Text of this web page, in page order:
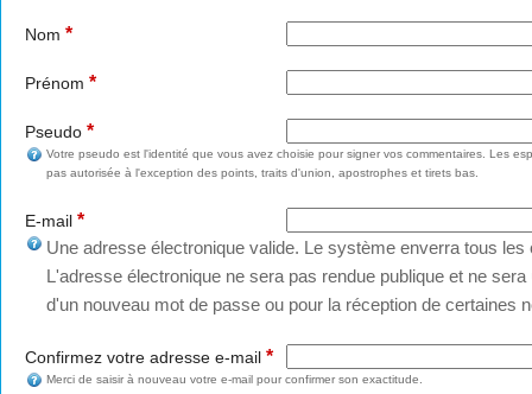
Nom *
Prénom *
Pseudo *
Votre pseudo est l'identité que vous avez choisie pour signer vos commentaires. Les
pas autorisée à l'exception des points, traits d'union, apostrophes et tirets bas.
E-mail *
Une adresse électronique valide. Le système enverra tous
L'adresse électronique ne sera pas rendue publique et ne
d'un nouveau mot de passe ou pour la réception de certaines
Confirmez votre adresse e-mail *
Merci de saisir à nouveau votre e-mail pour confirmer son exactitude.